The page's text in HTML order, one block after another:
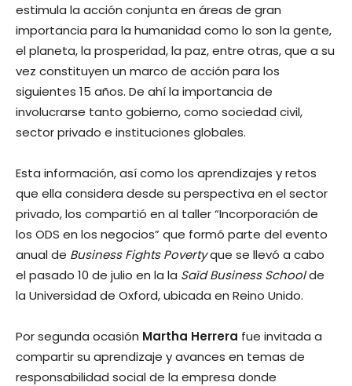
estimula la acción conjunta en áreas de gran
importancia para la humanidad como lo son la gente,
el planeta, la prosperidad, la paz, entre otras, que a su
vez constituyen un marco de acción para los
siguientes 15 años. De ahí la importancia de
involucrarse tanto gobierno, como sociedad civil,
sector privado e instituciones globales.
Esta información, así como los aprendizajes y retos
que ella considera desde su perspectiva en el sector
privado, los compartió en al taller “Incorporación de
los ODS en los negocios” que formó parte del evento
anual de Business Fights Povertyque se llevó a cabo
el pasado 10 de julio en la la Saïd Business Schoolde
la Universidad de Oxford, ubicada en Reino Unido.
Por segunda ocasión Martha Herrera fue invitada a
compartir su aprendizaje y avances en temas de
responsabilidad social de la empresa donde